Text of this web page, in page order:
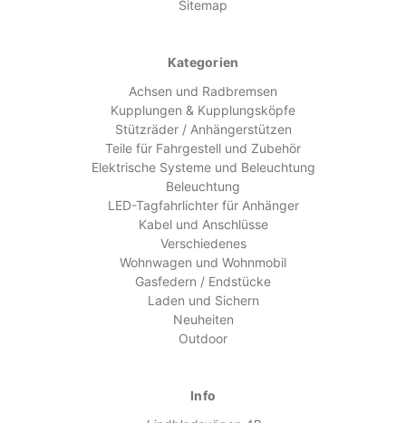
Sitemap
Kategorien
Achsen und Radbremsen
Kupplungen & Kupplungsköpfe
Stützräder / Anhängerstützen
Teile für Fahrgestell und Zubehör
Elektrische Systeme und Beleuchtung
Beleuchtung
LED-Tagfahrlichter für Anhänger
Kabel und Anschlüsse
Verschiedenes
Wohnwagen und Wohnmobil
Gasfedern / Endstücke
Laden und Sichern
Neuheiten
Outdoor
Info